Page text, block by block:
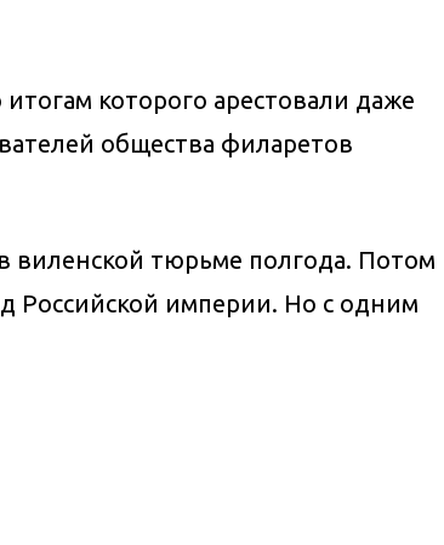
которого арестовали даже
общества филаретов
виленской тюрьме полгода. Потом
Российской империи. Но с одним